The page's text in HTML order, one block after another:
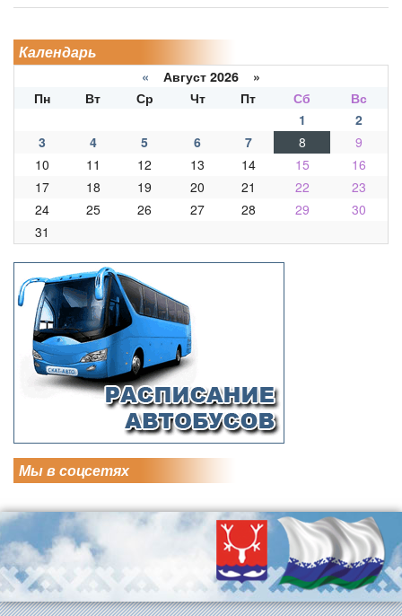
Календарь
« Август 2026 »
Пн
Вт Ср Чт Пт Сб
Вс
1
2
3
4 5 6 7 8
9
10
11 12 13 14 15
16
17
18 19 20 21 22
23
24
25 26 27 28 29
30
31
Мы в соцсетях